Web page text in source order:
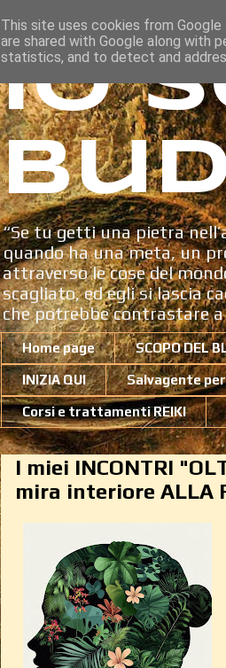
Io
“Se tu getti una pietra
quando ha una meta, un
attraverso le cose del
scagliato, ed egli si lascia
che potrebbe contrastare
Home page SCOPO DEL
INIZIA QUI Salvagente
Corsi e trattamenti REIKI
I miei INCONTRI
mira interiore ALLA
This site uses cookies from
are shared with Google along with
statistics, and to detect and